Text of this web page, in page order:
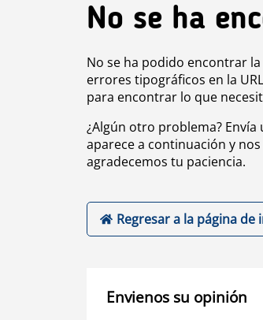
No se ha
No se ha podido encontrar
errores tipográficos en la
para encontrar lo que
¿Algún otro problema?
aparece a continuación y
agradecemos tu paciencia.
Regresar a la página de
Envienos su opinión